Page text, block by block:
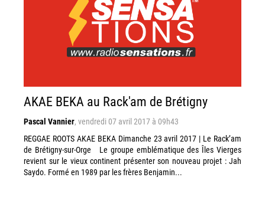
AKAE BEKA au Rack'am de Brétigny
Pascal Vannier, vendredi 07 avril 2017 à 09h43
REGGAE ROOTS AKAE BEKA Dimanche 23 avril 2017 | Le Rack’am
de Brétigny-sur-Orge Le groupe emblématique des Îles Vierges
revient sur le vieux continent présenter son nouveau projet : Jah
Saydo. Formé en 1989 par les frères Benjamin...